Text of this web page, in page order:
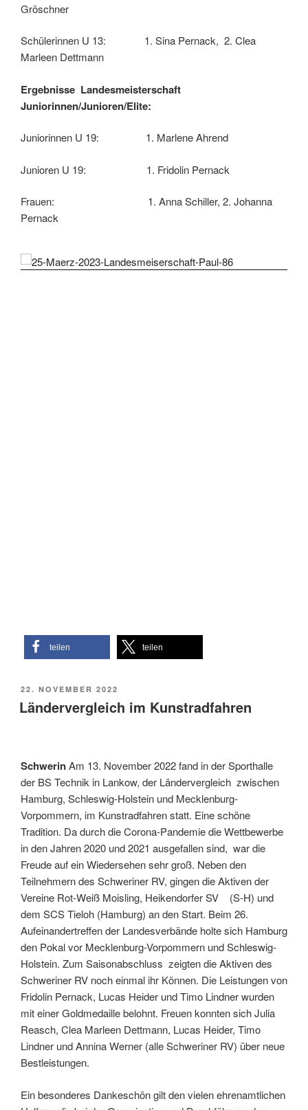
Gröschner
Schülerinnen U 13: 1. Sina Pernack, 2. Clea
Marleen Dettmann
Ergebnisse Landesmeisterschaft
Juniorinnen/Junioren/Elite:
Juniorinnen U 19: 1. Marlene Ahrend
Junioren U 19: 1. Fridolin Pernack
Frauen: 1. Anna Schiller, 2. Johanna
Pernack
teilen teilen
VERÖFFENTLICHT
AM
22. NOVEMBER 2022
Ländervergleich im Kunstradfahren
SchwerinAm 13. November 2022 fand in der Sporthalle
der BS Technik in Lankow, der Ländervergleich zwischen
Hamburg, Schleswig-Holstein und Mecklenburg-
Vorpommern, im Kunstradfahren statt. Eine schöne
Tradition. Da durch die Corona-Pandemie die Wettbewerbe
in den Jahren 2020 und 2021 ausgefallen sind, war die
Freude auf ein Wiedersehen sehr groß. Neben den
Teilnehmern des Schweriner RV, gingen die Aktiven der
Vereine Rot-Weiß Moisling, Heikendorfer SV (S-H) und
dem SCS Tieloh (Hamburg) an den Start. Beim 26.
Aufeinandertreffen der Landesverbände holte sich Hamburg
den Pokal vor Mecklenburg-Vorpommern und Schleswig-
Holstein. Zum Saisonabschluss zeigten die Aktiven des
Schweriner RV noch einmal ihr Können. Die Leistungen von
Fridolin Pernack, Lucas Heider und Timo Lindner wurden
mit einer Goldmedaille belohnt. Freuen konnten sich Julia
Reasch, Clea Marleen Dettmann, Lucas Heider, Timo
Lindner und Annina Werner (alle Schweriner RV) über neue
Bestleistungen.
Ein besonderes Dankeschön gilt den vielen ehrenamtlichen